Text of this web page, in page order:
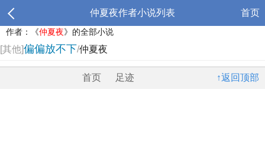
仲夏夜作者小说列表 首页
作者：《仲夏夜》的全部小说
[其他]偏偏放不下/仲夏夜
↑返回顶部
首页 足迹